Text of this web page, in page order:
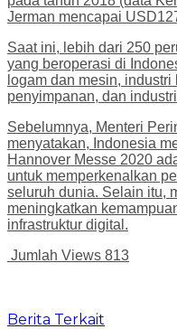
Jerman mencapai
Saat ini, lebih dari 250
yang beroperasi di
logam dan mesin,
penyimpanan, dan
Sebelumnya, Menteri
menyatakan, Indonesia
Hannover Messe 2020
untuk memperkenalkan
seluruh dunia. Selain itu,
meningkatkan
infrastruktur digital.
Jumlah Views 813
Berita Terkait